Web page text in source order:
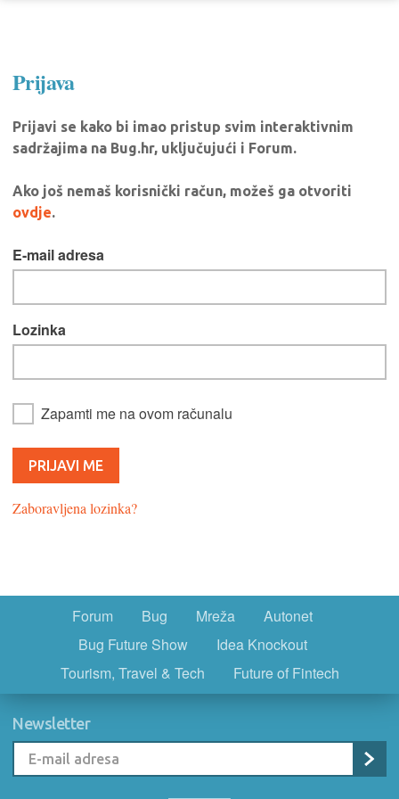
Prijava
Prijavi se kako bi imao pristup svim interaktivnim
sadržajima na Bug.hr, uključujući i Forum.
Ako još nemaš korisnički račun, možeš ga otvoriti
ovdje.
E-mail adresa
Lozinka
Zapamti me na ovom računalu
Zaboravljena lozinka?
Forum Bug Mreža
Autonet
Bug Future Show
Idea Knockout
Tourism, Travel & Tech
Future of Fintech
Newsletter